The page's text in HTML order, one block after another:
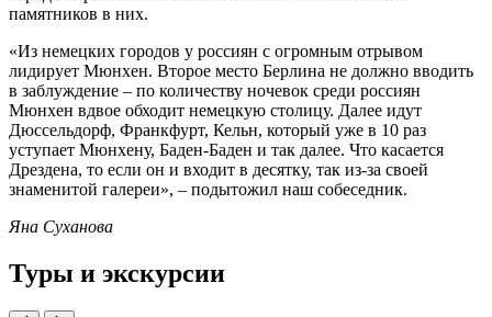
памятников в них.
«Из немецких городов у россиян с огромным отрывом
лидирует Мюнхен. Второе место Берлина не должно вводить
в заблуждение – по количеству ночевок среди россиян
Мюнхен вдвое обходит немецкую столицу. Далее идут
Дюссельдорф, Франкфурт, Кельн, который уже в 10 раз
уступает Мюнхену, Баден-Баден и так далее. Что касается
Дрездена, то если он и входит в десятку, так из-за своей
знаменитой галереи», – подытожил наш собеседник.
Яна Суханова
Туры и экскурсии